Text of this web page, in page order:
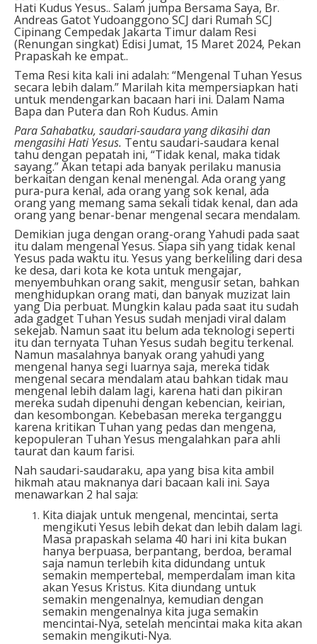
Hati Kudus Yesus.. Salam jumpa Bersama Saya, Br.
Andreas Gatot Yudoanggono SCJ dari Rumah SCJ
Cipinang Cempedak Jakarta Timur dalam Resi
(Renungan singkat) Edisi Jumat, 15 Maret 2024, Pekan
Prapaskah ke empat..
Tema Resi kita kali ini adalah: “Mengenal Tuhan Yesus
secara lebih dalam.” Marilah kita mempersiapkan hati
untuk mendengarkan bacaan hari ini. Dalam Nama
Bapa dan Putera dan Roh Kudus. Amin
Para Sahabatku, saudari-saudara yang dikasihi dan
mengasihi Hati Yesus. Tentu saudari-saudara kenal
tahu dengan pepatah ini, “Tidak kenal, maka tidak
sayang.” Akan tetapi ada banyak perilaku manusia
berkaitan dengan kenal menengal. Ada orang yang
pura-pura kenal, ada orang yang sok kenal, ada
orang yang memang sama sekali tidak kenal, dan ada
orang yang benar-benar mengenal secara mendalam.
Demikian juga dengan orang-orang Yahudi pada saat
itu dalam mengenal Yesus. Siapa sih yang tidak kenal
Yesus pada waktu itu. Yesus yang berkeliling dari desa
ke desa, dari kota ke kota untuk mengajar,
menyembuhkan orang sakit, mengusir setan, bahkan
menghidupkan orang mati, dan banyak muzizat lain
yang Dia perbuat. Mungkin kalau pada saat itu sudah
ada gadget Tuhan Yesus sudah menjadi viral dalam
sekejab. Namun saat itu belum ada teknologi seperti
itu dan ternyata Tuhan Yesus sudah begitu terkenal.
Namun masalahnya banyak orang yahudi yang
mengenal hanya segi luarnya saja, mereka tidak
mengenal secara mendalam atau bahkan tidak mau
mengenal lebih dalam lagi, karena hati dan pikiran
mereka sudah dipenuhi dengan kebencian, keirian,
dan kesombongan. Kebebasan mereka terganggu
karena kritikan Tuhan yang pedas dan mengena,
kepopuleran Tuhan Yesus mengalahkan para ahli
taurat dan kaum farisi.
Nah saudari-saudaraku, apa yang bisa kita ambil
hikmah atau maknanya dari bacaan kali ini. Saya
menawarkan 2 hal saja:
Kita diajak untuk mengenal, mencintai, serta
mengikuti Yesus lebih dekat dan lebih dalam lagi.
Masa prapaskah selama 40 hari ini kita bukan
hanya berpuasa, berpantang, berdoa, beramal
saja namun terlebih kita didundang untuk
semakin mempertebal, memperdalam iman kita
akan Yesus Kristus. Kita diundang untuk
semakin mengenalnya, kemudian dengan
semakin mengenalnya kita juga semakin
mencintai-Nya, setelah mencintai maka kita akan
semakin mengikuti-Nya.